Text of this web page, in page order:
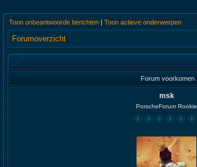
Toon onbeantwoorde berichten | Toon actieve onderwerpen
Forumoverzicht
Forum voorkomen
msk
PorscheForum Rookie